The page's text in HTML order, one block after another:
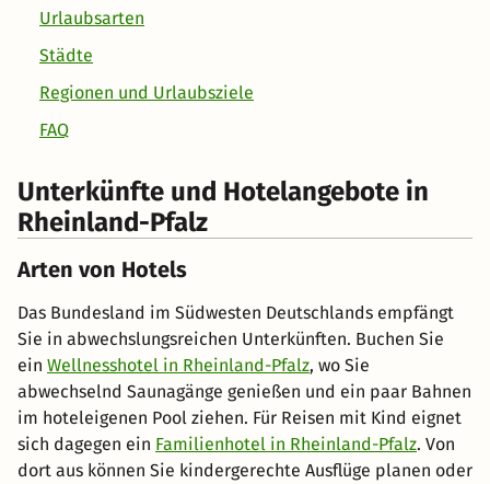
Urlaubsarten
Städte
Regionen und Urlaubsziele
FAQ
Unterkünfte und Hotelangebote in
Rheinland-Pfalz
Arten von Hotels
Das Bundesland im Südwesten Deutschlands empfängt
Sie in abwechslungsreichen Unterkünften. Buchen Sie
ein Wellnesshotel in Rheinland-Pfalz, wo Sie
abwechselnd Saunagänge genießen und ein paar Bahnen
im hoteleigenen Pool ziehen. Für Reisen mit Kind eignet
sich dagegen ein Familienhotel in Rheinland-Pfalz. Von
dort aus können Sie kindergerechte Ausflüge planen oder